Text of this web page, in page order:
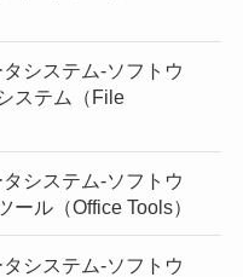
システム-ソフトウ
ステム（File
システム-ソフトウ
ール（Office Tools）
システム-ソフトウ